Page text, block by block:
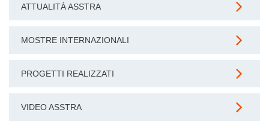
ATTUALITÀ ASSTRA
MOSTRE INTERNAZIONALI
PROGETTI REALIZZATI
VIDEO ASSTRA